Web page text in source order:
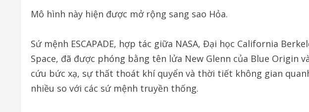
Mô hình này hiện được mở rộng sang sao Hỏa.
Sứ mệnh ESCAPADE, hợp tác giữa NASA, Đại học California
Space, đã được phóng bằng tên lửa New Glenn của Blue Origin
cứu bức xạ, sự thất thoát khí quyển và thời tiết không gian
nhiều so với các sứ mệnh truyền thống.